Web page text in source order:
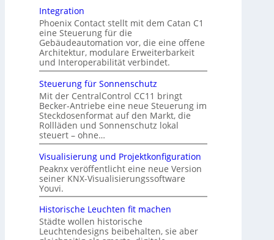
Integration
Phoenix Contact stellt mit dem Catan C1
eine Steuerung für die
Gebäudeautomation vor, die eine offene
Architektur, modulare Erweiterbarkeit
und Interoperabilität verbindet.
Steuerung für Sonnenschutz
Mit der CentralControl CC11 bringt
Becker-Antriebe eine neue Steuerung im
Steckdosenformat auf den Markt, die
Rollläden und Sonnenschutz lokal
steuert – ohne…
Visualisierung und Projektkonfiguration
Peaknx veröffentlicht eine neue Version
seiner KNX-Visualisierungssoftware
Youvi.
Historische Leuchten fit machen
Städte wollen historische
Leuchtendesigns beibehalten, sie aber